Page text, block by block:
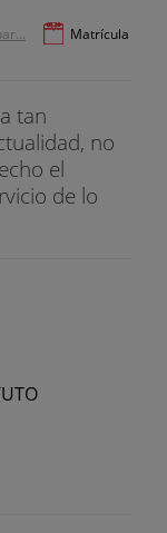
Matrícula
tan
no
el
de lo